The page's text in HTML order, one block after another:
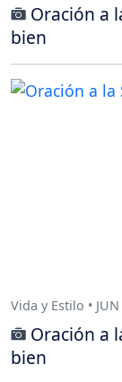
Oración a
bien
Vida y Estilo •
Oración a
bien